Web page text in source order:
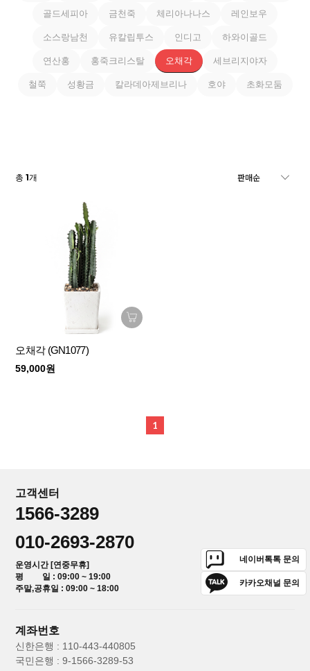
골드세피아 금천죽 체리아나나스 레인보우
소스랑남천 유칼립투스 인디고 하와이골드
연산홍 홍죽크리스탈 오채각 세브리지야자
철쭉 성황금 칼라데아제브리나 호야 초화모둠
총1개
오채각 (GN1077)
59,000원
1
고객센터
1566-3289
010-2693-2870
운영시간 [연중무휴]
평 일 : 09:00 ~ 19:00
주말,공휴일 : 09:00 ~ 18:00
네이버톡톡 문의
카카오채널 문의
계좌번호
신한은행 : 110-443-440805
국민은행 : 9-1566-3289-53